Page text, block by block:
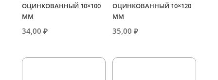
ОЦИНКОВАННЫЙ 10×100
ММ
34,00 ₽
ОЦИНКОВАННЫЙ 10×120
ММ
35,00₽